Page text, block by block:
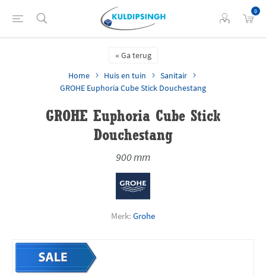
0
Ga terug
Home
Huis en tuin
Sanitair
GROHE Euphoria Cube Stick Douchestang
GROHE Euphoria Cube Stick
Douchestang
900 mm
Merk: Grohe